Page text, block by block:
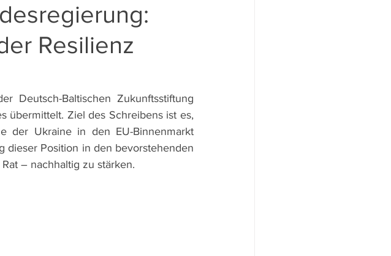
Resilienz
Deutsch-Baltischen Zukunftsstiftung
übermittelt. Ziel des Schreibens ist es,
der Ukraine in den EU-Binnenmarkt
dieser Position in den bevorstehenden
– nachhaltig zu stärken.